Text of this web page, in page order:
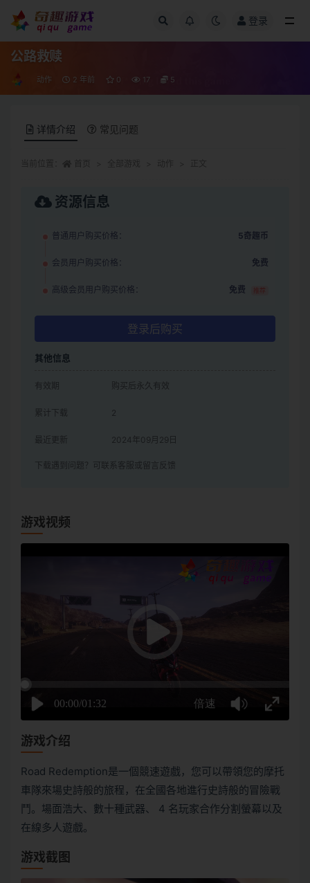
登录
公路救赎
动作 2 年前 0 17 5
详情介绍 常见问题
资源信息
普通用户购买价格： 5奇趣币
会员用户购买价格： 免费
高级会员用户购买价格： 免费 推荐
登录后购买
其他信息
有效期 购买后永久有效
累计下载 2
最近更新 2024年09月29日
下载遇到问题？可联系客服或留言反馈
游戏视频
游戏介绍
Road Redemption是一個競速遊戲，您可以帶領您的摩托
車隊來場史詩般的旅程，在全國各地進行史詩般的冒險戰
鬥。場面浩大、數十種武器、 4 名玩家合作分割螢幕以及
在線多人遊戲。
游戏截图